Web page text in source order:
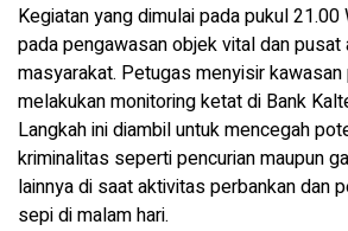
Kegiatan yang dimulai pada pukul
pada pengawasan objek vital dan
masyarakat. Petugas menyisir
melakukan monitoring ketat di Bank
Langkah ini diambil untuk mencegah
kriminalitas seperti pencurian maupun
lainnya di saat aktivitas perbankan dan
sepi di malam hari.